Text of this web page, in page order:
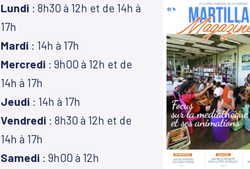
Lundi : 8h30 à 12h et de 14h à
17h
Mardi : 14h à 17h
Mercredi : 9h00 à 12h et de
14h à 17h
Jeudi : 14h à 17h
Vendredi : 8h30 à 12h et de
14h à 17h
Samedi : 9h00 à 12h